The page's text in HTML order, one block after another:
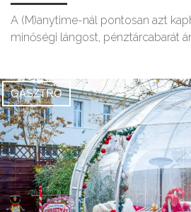
A (M)anytime-nál pontosan azt
minőségi lángost, pénztárcabarát
GASZTRO